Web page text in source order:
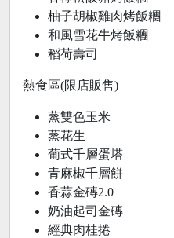
柚子胡椒雞肉烤飯糰
和風雪花牛烤飯糰
稻荷壽司
熱食區(限店販售)
蒸雙色玉米
蒸花生
葡式千層蛋塔
青麻椒千層餅
香蒜金磚2.0
奶油起司金磚
經典肉桂捲